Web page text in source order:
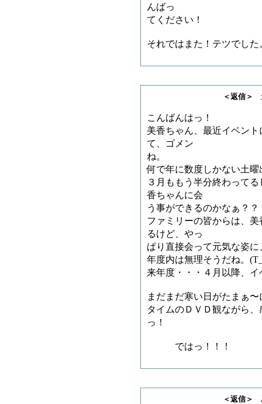
んばっ
てください！
それではまた！テツでした
＜返信＞ 天龍司魄
こんばんはっ！
美香ちゃん、最近イベン
て、ゴメン
ね。
何で年に数度しかない土
３月ももう半分終わって
香ちゃんに会
う事ができるのかなぁ？？
ファミリーの皆からは、
るけど、やっ
ぱり直接会って元気な姿
年度内は無理そうだね。
来年度・・・４月以降、
まだまだ寒い日がたまぁ
タイムのＤＶＤ観ながら
っ！
ではっ！！！
＜返信＞